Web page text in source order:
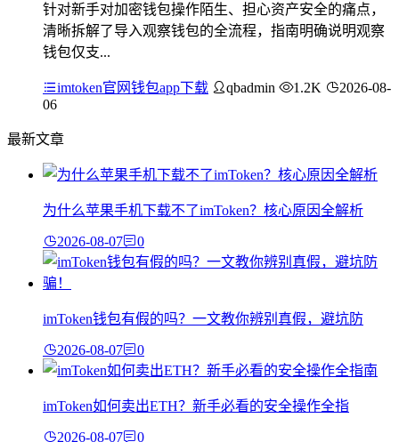
针对新手对加密钱包操作陌生、担心资产安全的痛点，
清晰拆解了导入观察钱包的全流程，指南明确说明观察
钱包仅支...
imtoken官网钱包app下载 qbadmin 1.2K
2026-08-
06
最新文章
为什么苹果手机下载不了imToken？核心原因全解析
2026-08-07 0
imToken钱包有假的吗？一文教你辨别真假，避坑防
2026-08-07 0
imToken如何卖出ETH？新手必看的安全操作全指
2026-08-07 0